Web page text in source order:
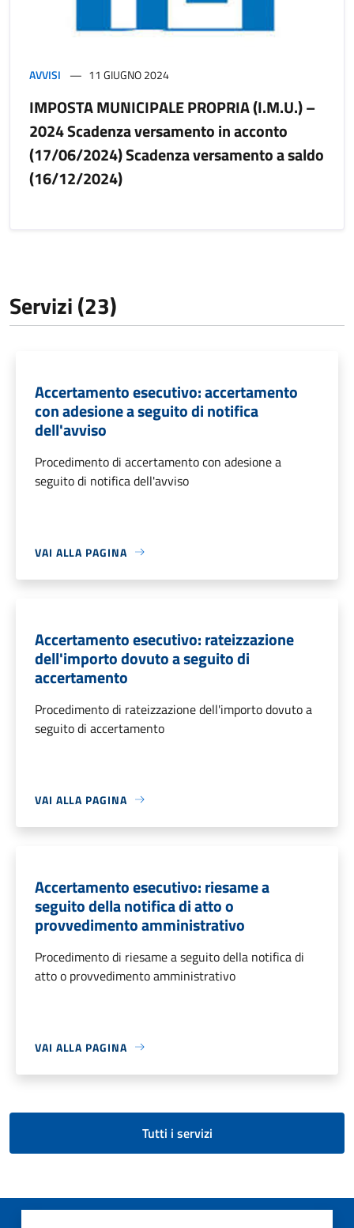
AVVISI 11 GIUGNO 2024
IMPOSTA MUNICIPALE PROPRIA (I.M.U.) –
2024 Scadenza versamento in acconto
(17/06/2024) Scadenza versamento a saldo
(16/12/2024)
Servizi (23)
Accertamento esecutivo: accertamento
con adesione a seguito di notifica
dell'avviso
Procedimento di accertamento con adesione a
seguito di notifica dell'avviso
VAI ALLA PAGINA
Accertamento esecutivo: rateizzazione
dell'importo dovuto a seguito di
accertamento
Procedimento di rateizzazione dell'importo dovuto a
seguito di accertamento
VAI ALLA PAGINA
Accertamento esecutivo: riesame a
seguito della notifica di atto o
provvedimento amministrativo
Procedimento di riesame a seguito della notifica di
atto o provvedimento amministrativo
VAI ALLA PAGINA
Tutti i servizi